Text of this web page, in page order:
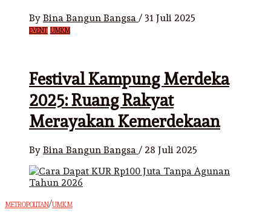
By Bina Bangun Bangsa / 31 Juli 2025
EVENT UMKM
Festival Kampung Merdeka
2025: Ruang Rakyat
Merayakan Kemerdekaan
By Bina Bangun Bangsa / 28 Juli 2025
METROPOLITAN/UMKM